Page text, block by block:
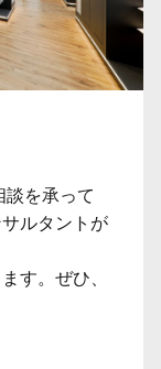
談を承って
ルタントが
す。ぜひ、